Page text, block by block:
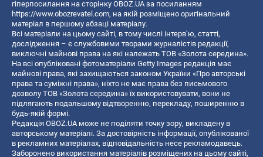
гіперпосилання на сторінку OBOZ.UA за посиланням
https://www.obozrevatel.com, на якій розміщено оригінальний
матеріал в першому абзаці матеріалу.
Всі матеріали на цьому сайті, в тому числі інтерв’ю, статті,
дослідження – є службовими творами журналістів редакції,
виключні майнові права на які належать ТОВ «Золота середина».
На всі опубліковані фотоматеріали Getty Images редакція має
майнові права, які захищаються законом України «Про авторські
права та суміжні права», ніхто не має права без письмового
дозволу ТОВ «Золота середина» їх використовувати, вони не
підлягають подальшому відтворенню, перекладу, поширенню в
будь-якій формі.
Редакція OBOZ.UA може не поділяти точку зору, викладену в
авторському матеріалі. За достовірність інформації, опублікованої
в рекламних матеріалах, відповідальність несе рекламодавець.
Заборонено використання матеріалів розміщених на цьому сайті,